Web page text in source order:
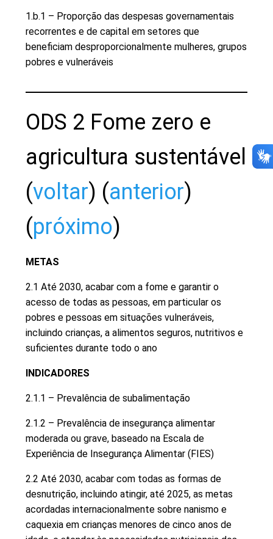
1.b.1 – Proporção das despesas governamentais
recorrentes e de capital em setores que
beneficiam desproporcionalmente mulheres, grupos
pobres e vulneráveis
ODS 2 Fome zero e
agricultura sustentável
(voltar) (anterior)
(próximo)
METAS
2.1 Até 2030, acabar com a fome e garantir o
acesso de todas as pessoas, em particular os
pobres e pessoas em situações vulneráveis,
incluindo crianças, a alimentos seguros, nutritivos e
suficientes durante todo o ano
INDICADORES
2.1.1 – Prevalência de subalimentação
2.1.2 – Prevalência de insegurança alimentar
moderada ou grave, baseado na Escala de
Experiência de Insegurança Alimentar (FIES)
2.2 Até 2030, acabar com todas as formas de
desnutrição, incluindo atingir, até 2025, as metas
acordadas internacionalmente sobre nanismo e
caquexia em crianças menores de cinco anos de